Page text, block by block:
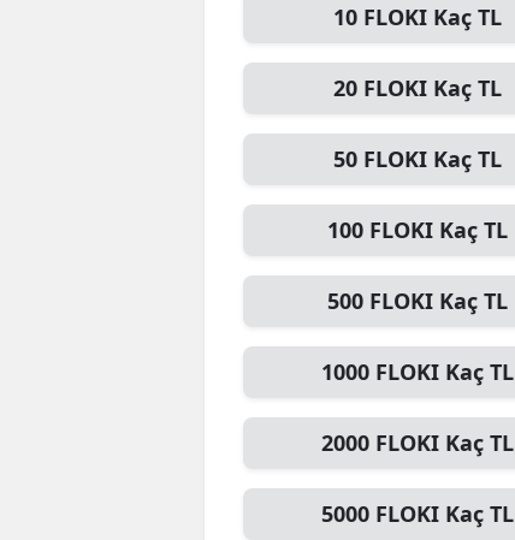
10 FLOKI Kaç TL
20 FLOKI Kaç TL
50 FLOKI Kaç TL
100 FLOKI Kaç TL
500 FLOKI Kaç TL
1000 FLOKI Kaç TL
2000 FLOKI Kaç TL
5000 FLOKI Kaç TL